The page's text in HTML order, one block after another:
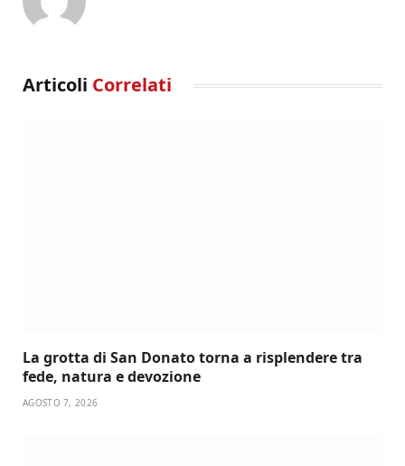
Articoli Correlati
La grotta di San Donato torna a risplendere tra
fede, natura e devozione
AGOSTO 7, 2026